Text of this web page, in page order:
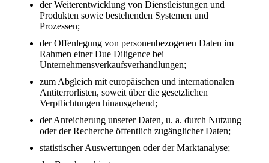
der Weiterentwicklung von Dienstleistungen und
Produkten sowie bestehenden Systemen und
Prozessen;
der Offenlegung von personenbezogenen Daten im
Rahmen einer Due Diligence bei
Unternehmensverkaufsverhandlungen;
zum Abgleich mit europäischen und internationalen
Antiterrorlisten, soweit über die gesetzlichen
Verpflichtungen hinausgehend;
der Anreicherung unserer Daten, u. a. durch Nutzung
oder der Recherche öffentlich zugänglicher Daten;
statistischer Auswertungen oder der Marktanalyse;